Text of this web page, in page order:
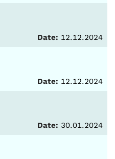
Date: 12.12.2024
Date: 12.12.2024
Date: 30.01.2024